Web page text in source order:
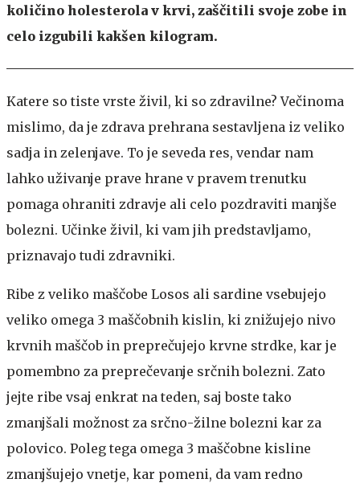
količino holesterola v krvi, zaščitili svoje zobe in
celo izgubili kakšen kilogram.
Katere so tiste vrste živil, ki so zdravilne? Večinoma
mislimo, da je zdrava prehrana sestavljena iz veliko
sadja in zelenjave. To je seveda res, vendar nam
lahko uživanje prave hrane v pravem trenutku
pomaga ohraniti zdravje ali celo pozdraviti manjše
bolezni. Učinke živil, ki vam jih predstavljamo,
priznavajo tudi zdravniki.
Ribe z veliko maščobe Losos ali sardine vsebujejo
veliko omega 3 maščobnih kislin, ki znižujejo nivo
krvnih maščob in preprečujejo krvne strdke, kar je
pomembno za preprečevanje srčnih bolezni. Zato
jejte ribe vsaj enkrat na teden, saj boste tako
zmanjšali možnost za srčno-žilne bolezni kar za
polovico. Poleg tega omega 3 maščobne kisline
zmanjšujejo vnetje, kar pomeni, da vam redno